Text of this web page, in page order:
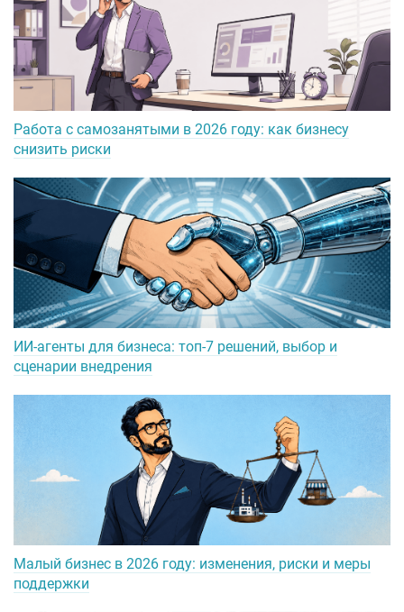
Работа с самозанятыми в 2026 году: как бизнесу
снизить риски
ИИ-агенты для бизнеса: топ-7 решений, выбор и
сценарии внедрения
Малый бизнес в 2026 году: изменения, риски и меры
поддержки